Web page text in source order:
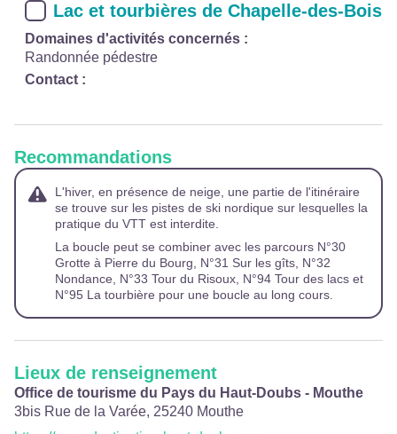
Lac et tourbières de Chapelle-des-Bois
Domaines d'activités concernés :
Randonnée pédestre
Contact :
Recommandations
L'hiver, en présence de neige, une partie de l'itinéraire
se trouve sur les pistes de ski nordique sur lesquelles la
pratique du VTT est interdite.
La boucle peut se combiner avec les parcours N°30
Grotte à Pierre du Bourg, N°31 Sur les gîts, N°32
Nondance, N°33 Tour du Risoux, N°94 Tour des lacs et
N°95 La tourbière pour une boucle au long cours.
Lieux de renseignement
Office de tourisme du Pays du Haut-Doubs - Mouthe
3bis Rue de la Varée, 25240 Mouthe